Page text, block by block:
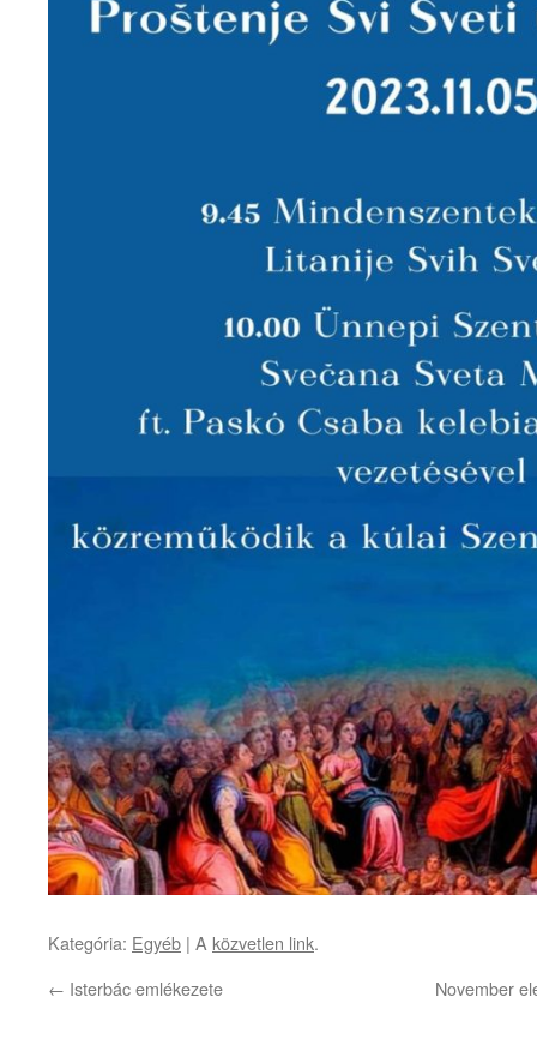
Kategória: Egyéb | A közvetlen link.
← Isterbác emlékezete November